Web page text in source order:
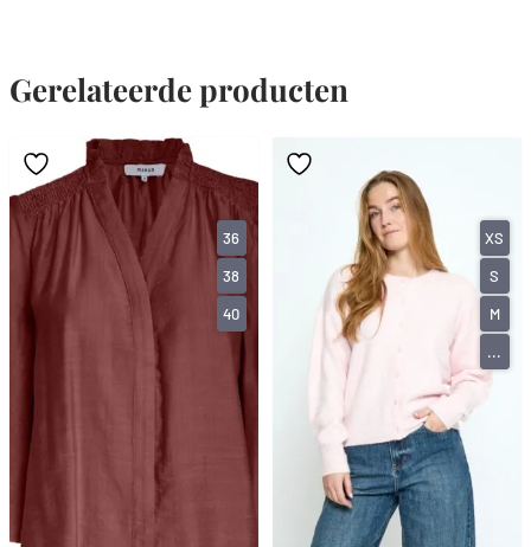
Gerelateerde producten
36
38
40
XS
S
M
...